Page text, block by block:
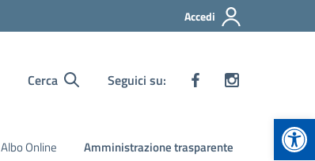
Accedi
Cerca Seguici su:
Albo Online Amministrazione trasparente